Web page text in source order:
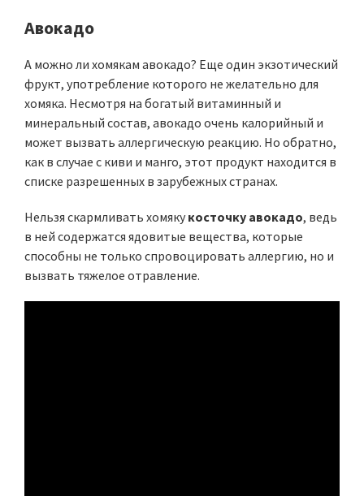
Авокадо
А можно ли хомякам авокадо? Еще один экзотический
фрукт, употребление которого не желательно для
хомяка. Несмотря на богатый витаминный и
минеральный состав, авокадо очень калорийный и
может вызвать аллергическую реакцию. Но обратно,
как в случае с киви и манго, этот продукт находится в
списке разрешенных в зарубежных странах.
Нельзя скармливать хомяку косточку авокадо, ведь
в ней содержатся ядовитые вещества, которые
способны не только спровоцировать аллергию, но и
вызвать тяжелое отравление.